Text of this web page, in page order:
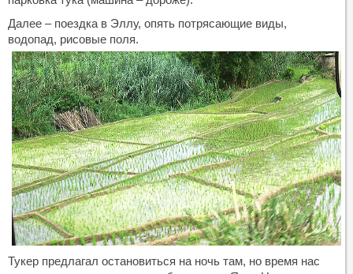
Далее – поездка в Эллу, опять потрясающие виды,
водопад, рисовые поля.
Тукер предлагал остановиться на ночь там, но время нас